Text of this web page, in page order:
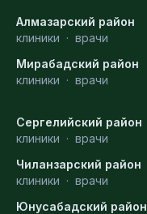
Алмазарский район
клиники · врачи
Мирабадский район
клиники · врачи
Сергелийский район
клиники · врачи
Чиланзарский район
клиники · врачи
Юнусабадский район